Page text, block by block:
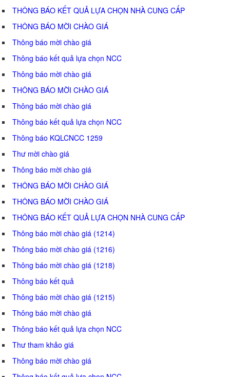
THÔNG BÁO KẾT QUẢ LỰA CHỌN NHÀ CUNG CẤP
THÔNG BÁO MỜI CHÀO GIÁ
Thông báo mời chào giá
Thông báo kết quả lựa chọn NCC
Thông báo mời chào giá
THÔNG BÁO MỜI CHÀO GIÁ
Thông báo mời chào giá
Thông báo kết quả lựa chọn NCC
Thông báo KQLCNCC 1259
Thư mời chào giá
Thông báo mời chào giá
THÔNG BÁO MỜI CHÀO GIÁ
THÔNG BÁO MỜI CHÀO GIÁ
THÔNG BÁO KẾT QUẢ LỰA CHỌN NHÀ CUNG CẤP
Thông báo mời chào giá (1214)
Thông báo mời chào giá (1216)
Thông báo mời chào giá (1218)
Thông báo kết quả
Thông báo mời chào giá (1215)
Thông báo mời chào giá
Thông báo kết quả lựa chọn NCC
Thư tham khảo giá
Thông báo mời chào giá